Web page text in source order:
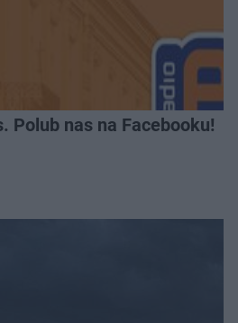
Polub nas na Facebooku!